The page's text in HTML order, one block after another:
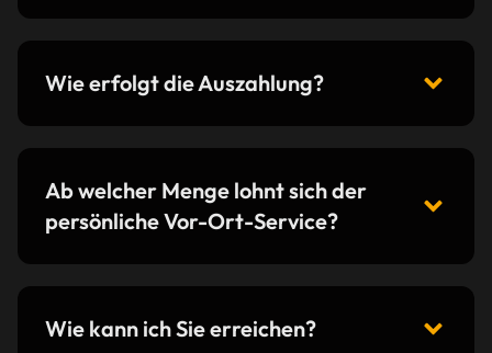
Wie erfolgt die Auszahlung?
Ab welcher Menge lohnt sich der
persönliche Vor-Ort-Service?
Wie kann ich Sie erreichen?